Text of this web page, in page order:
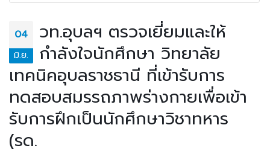
04
มิ.ย.
วท.อุบลฯ ตรวจเยี่ยมและให้
กำลังใจนักศึกษา วิทยาลัย
เทคนิคอุบลราชธานี ที่เข้ารับการ
ทดสอบสมรรถภาพร่างกายเพื่อเข้า
รับการฝึกเป็นนักศึกษาวิชาทหาร
(รด.